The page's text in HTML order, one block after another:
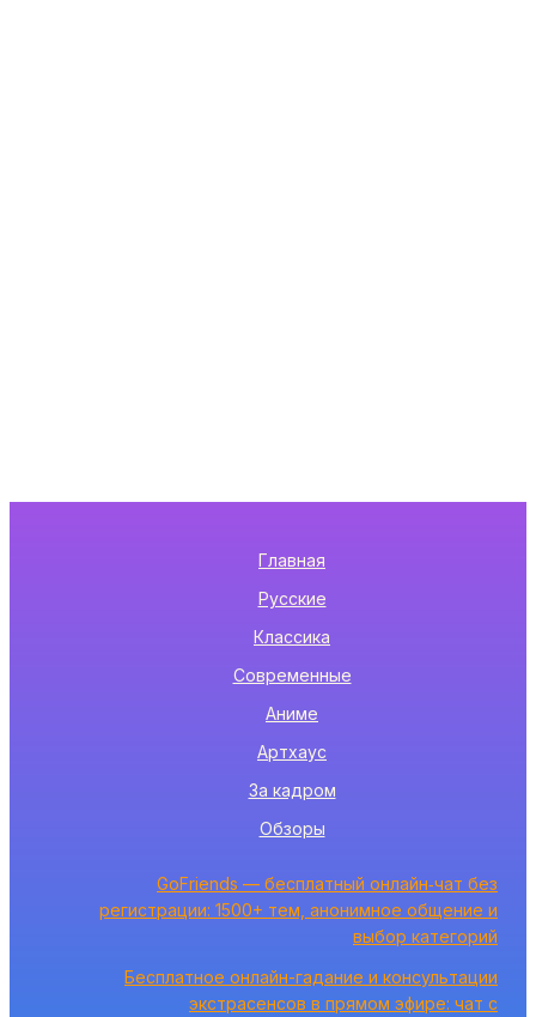
Главная
Русские
Классика
Современные
Аниме
Артхаус
За кадром
Обзоры
GoFriends — бесплатный онлайн‑чат без
регистрации: 1500+ тем, анонимное общение и
выбор категорий
Бесплатное онлайн-гадание и консультации
экстрасенсов в прямом эфире: чат с